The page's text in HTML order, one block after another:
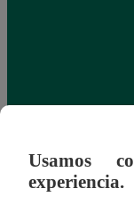
Usamos
experiencia.